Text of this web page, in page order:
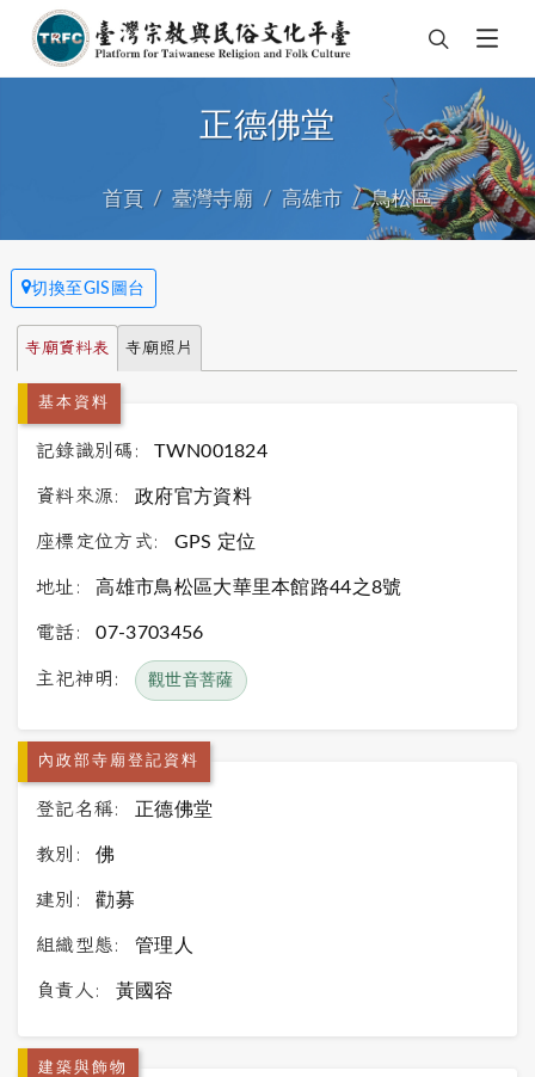
正德佛堂
首頁 臺灣寺廟 高雄市 鳥松區
切換至GIS圖台
寺廟資料表 寺廟照片
基本資料
記錄識別碼: TWN001824
資料來源: 政府官方資料
座標定位方式: GPS 定位
地址: 高雄市鳥松區大華里本館路44之8號
電話: 07-3703456
主祀神明: 觀世音菩薩
內政部寺廟登記資料
登記名稱: 正德佛堂
教別: 佛
建別: 勸募
組織型態: 管理人
負責人: 黃國容
建築與飾物